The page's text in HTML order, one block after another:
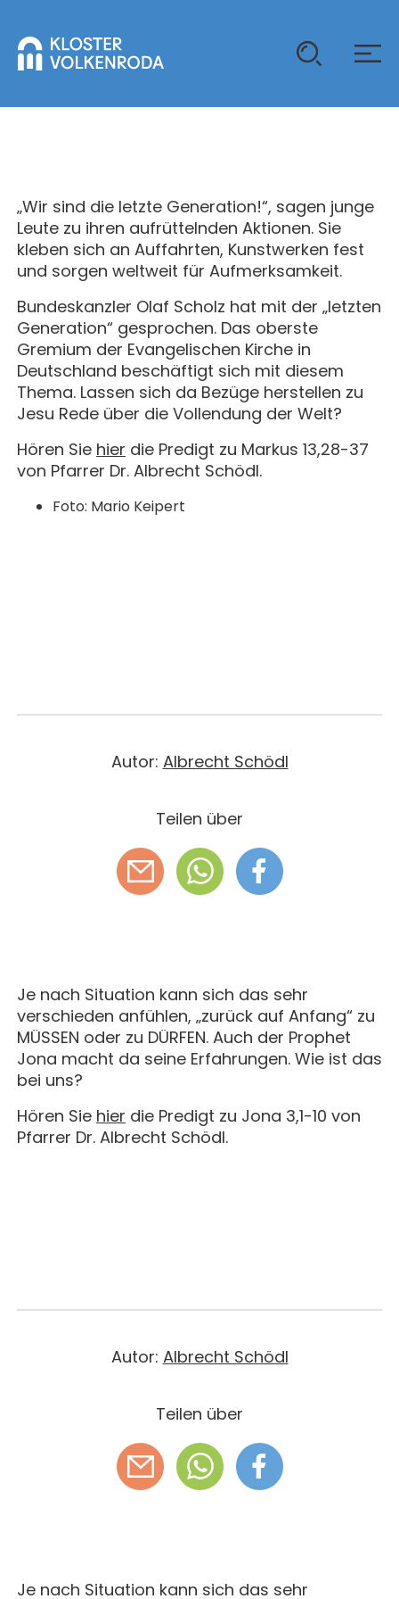
ÜBER UNS
KOMMUNITÄT
GELÄNDE
CHRISTUS-PAVILLON
GESCHICHTE
GAST SEIN
EINZELGÄSTE
KLOSTER AUF ZEIT
KINDER UND FAMILIEN
JUGENDGRUPPEN
UNTERNEHMEN
VERANSTALTUNGEN
KALENDER
GEBET & GOTTESDIENST
KONZERTE & MEHR
SEMINARE
ÜBERNACHTEN
BUCHUNG
PREISE
MAGAZIN
ALLE
AKTUELLES
MITHELFEN
„Wir sind die letzte Generation!“, sagen junge
Leute zu ihren aufrüttelnden Aktionen. Sie
kleben sich an Auffahrten, Kunstwerken fest
und sorgen weltweit für Aufmerksamkeit.
Bundeskanzler Olaf Scholz hat mit der „letzten
Generation“ gesprochen. Das oberste
Gremium der Evangelischen Kirche in
Deutschland beschäftigt sich mit diesem
Thema. Lassen sich da Bezüge herstellen zu
Jesu Rede über die Vollendung der Welt?
Hören Sie hier die Predigt zu Markus 13,28-37
von Pfarrer Dr. Albrecht Schödl.
Foto: Mario Keipert
Autor: Albrecht Schödl
Teilen über
Je nach Situation kann sich das sehr
verschieden anfühlen, „zurück auf Anfang“ zu
MÜSSEN oder zu DÜRFEN. Auch der Prophet
Jona macht da seine Erfahrungen. Wie ist das
bei uns?
Hören Sie hier die Predigt zu Jona 3,1-10 von
Pfarrer Dr. Albrecht Schödl.
Autor: Albrecht Schödl
Teilen über
Je nach Situation kann sich das sehr